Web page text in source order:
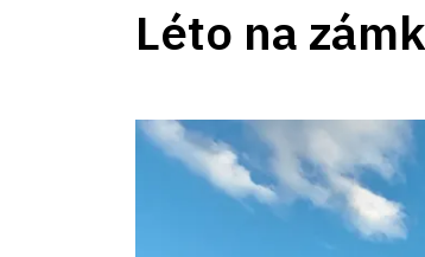
Léto na